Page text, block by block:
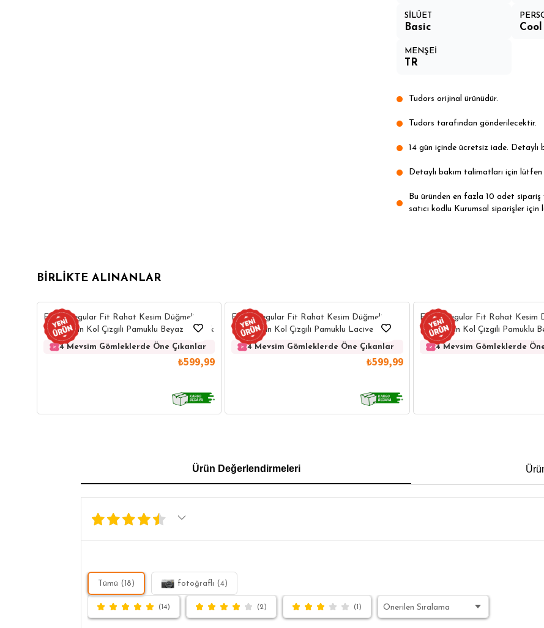
SİLÜET
Basic
MENŞEİ
TR
Tudors orijinal ürünüdür.
Tudors tarafından gönderilecektir.
14 gün içinde ücretsiz iade. Detaylı
Detaylı bakım talimatları için
Bu üründen en fazla 10 adet
satıcı kodlu Kurumsal siparişler
BIRLIKTE ALINANLAR
Erkek Regular Fit Rahat Kesim Düğmeli
Yaka Uzun Kol Çizgili Pamuklu Beyaz Gömlek
4 Mevsim Gömleklerde Öne Çıkanlar
₺599,99
Erkek Regular Fit Rahat Kesim Düğmeli
Yaka Uzun Kol Çizgili Pamuklu Lacivert
Gömlek
4 Mevsim Gömleklerde Öne Çıkanlar
₺599,99
Erkek Regular Fit Rahat Kesim
Yaka Uzun Kol Çizgili Pamuklu
4 Mevsim Gömleklerde
Ürün Değerlendirmeleri
Tümü (18) fotoğraflı (4)
(14) (2) (1)